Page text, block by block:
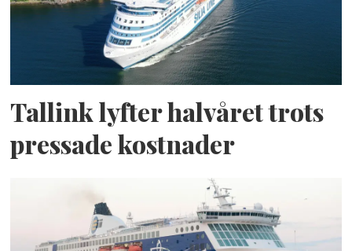
Tallink lyfter halvåret trots
pressade kostnader